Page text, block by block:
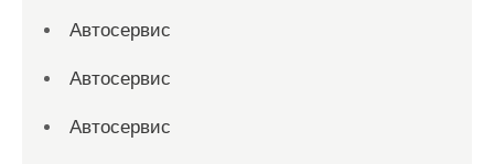
Автосервис
Автосервис
Автосервис